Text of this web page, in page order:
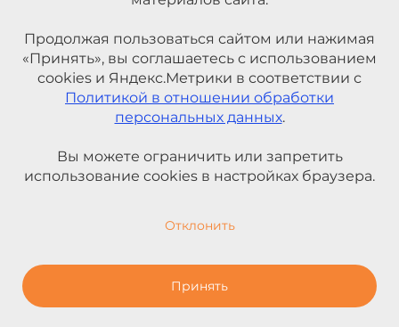
Продолжая пользоваться сайтом или нажимая
«Принять», вы соглашаетесь с использованием
cookies и Яндекс.Метрики в соответствии с
Политикой в отношении обработки
персональных данных.
Вы можете ограничить или запретить
использование cookies в настройках браузера.
Отклонить
Принять